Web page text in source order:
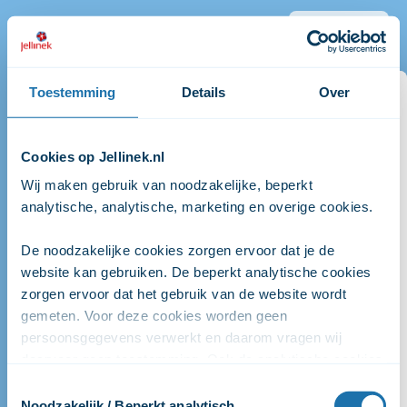
Toestemming Details Over
Cookies op Jellinek.nl
Wij maken gebruik van noodzakelijke, beperkt
analytische, analytische, marketing en overige cookies.
De noodzakelijke cookies zorgen ervoor dat je de
website kan gebruiken. De beperkt analytische cookies
zorgen ervoor dat het gebruik van de website wordt
gemeten. Voor deze cookies worden geen
persoonsgegevens verwerkt en daarom vragen wij
wordt gemeten. De marketingcookies worden gebruikt
Start de test
Zelftest ketamine Sluit
Zelftest ketamine
Gebruik je ketamine? Deze test is voor jou. De test
heeft 16 vragen. Zo leer je meer over je
ketaminegebruik.
Het invullen duurt ongeveer 5 minuten
De test is volledig anoniem (je hoeft geen naam
of email-adres in te vullen)
Na het invullen krijg je advies dat bij jou past, met